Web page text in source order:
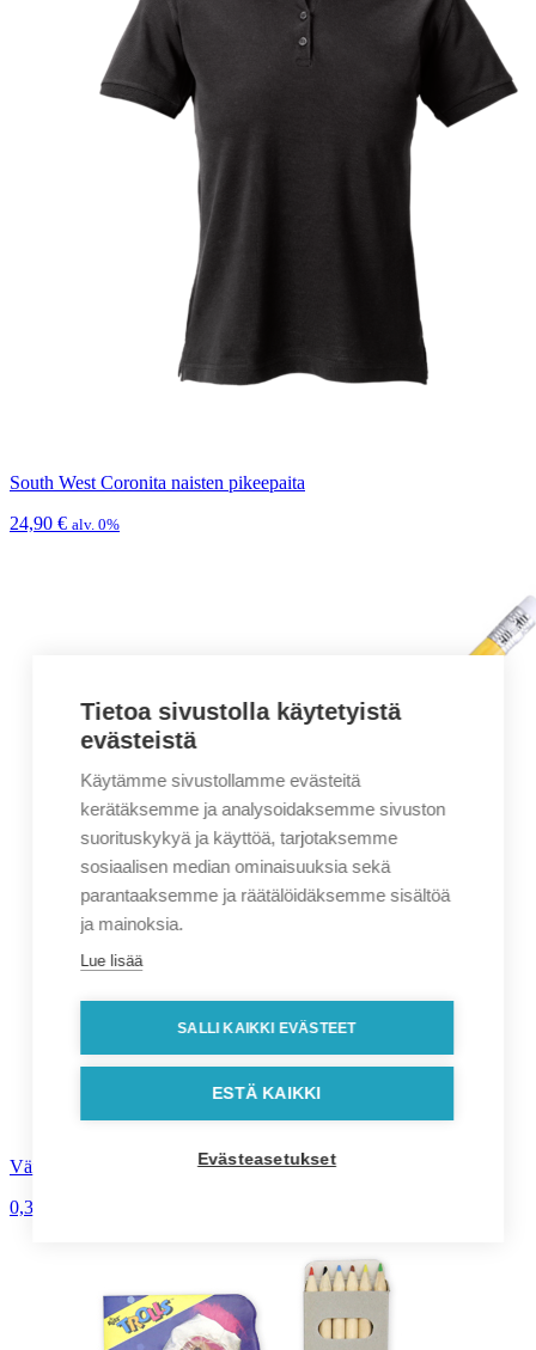
South West Coronita naisten pikeepaita
24,90 € alv. 0%
Värikkäät lyijykynät
0,39
Tietoa sivustolla käytetyistä
evästeistä
Käytämme sivustollamme evästeitä
kerätäksemme ja analysoidaksemme sivuston
suorituskykyä ja käyttöä, tarjotaksemme
sosiaalisen median ominaisuuksia sekä
parantaaksemme ja räätälöidäksemme sisältöä
ja mainoksia.
Lue lisää
SALLI KAIKKI EVÄSTEET
ESTÄ KAIKKI
Evästeasetukset